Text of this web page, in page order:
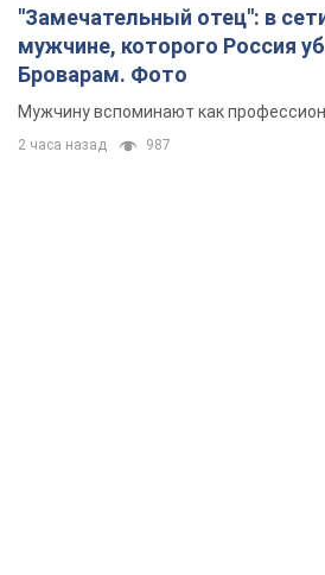
"Замечательный отец": в
мужчине, которого Россия
Броварам. Фото
Мужчину вспоминают как
2 часа назад 987